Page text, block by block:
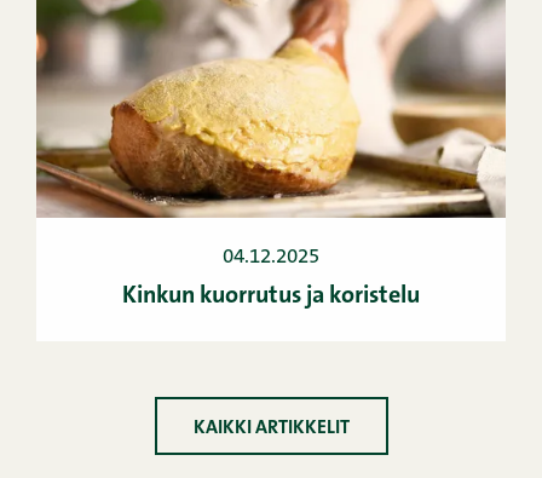
04.12.2025
Kinkun kuorrutus ja koristelu
KAIKKI ARTIKKELIT